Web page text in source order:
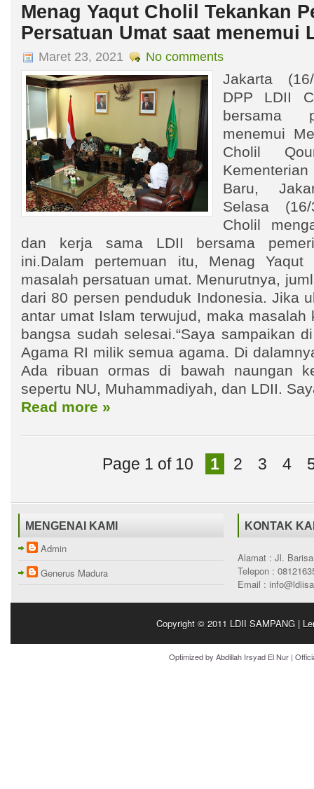
Menag Yaqut Cholil Tekankan
Persatuan Umat saat menemui
Maret 23, 2021 No comments
Jakarta
DPP LDII
bersama
menemui
Cholil
Baru,
Selasa
Cholil
dan kerja sama LDII bersama
ini.Dalam pertemuan itu, Menag Yaqut
masalah persatuan umat. Menurutnya,
dari 80 persen penduduk Indonesia. Jika
antar umat Islam terwujud, maka masalah
bangsa sudah selesai.“Saya sampaikan
Agama RI milik semua agama. Di
Ada ribuan ormas di bawah naungan
sepertu NU, Muhammadiyah, dan LDII.
Read more »
Page 1 of 10 1 2 3 4
MENGENAI KAMI
Admin
Generus Madura
KONTAK
Alamat : Jl.
Telepon :
Email :
Copyright © 2011 LDII SAMPANG |
Optimized by Abdillah Irsyad El Nur |